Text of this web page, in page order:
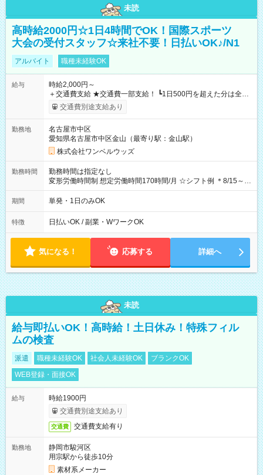
未読
高時給2000円☆1日4時間でOK！国際スポーツ
大会の受付スタッフ☆来社不要！日払いOK♪/N1
アルバイト 職種未経験OK
給与
時給2,000円～
＋交通費支給 ★交通費一部支給！ ┗1日500円を超えた分は全額
支給！ ※往復500円以内の方は自己負担となります ★日払い
OK！（規定あり） ┗働いたその日に現金GET♪ お仕事後はコン
期間なし
交通費別途支給あり
勤務地
名古屋市中区
愛知県名古屋市中区金山（最寄り駅：金山駅）
株式会社ワンベルウッズ
勤務時間
勤務時間は指定なし
変形労働時間制 想定労働時間170時間/月 ☆シフト例 ＊8/15～
10/26 全日共通 08：00～12：00 17：00～21：00 ＊8/31
～9/19のみ下記シフトもあります！ 12：00～16：00 ＊9/6～
00
期間 単発・1日のみOK
特徴 日払いOK / 副業・WワークOK
気になる！ 応募する 詳細へ
未読
給与即払いOK！高時給！土日休み！特殊フィル
ムの検査
派遣 職種未経験OK 社会人未経験OK
ブランクOK
WEB登録・面接OK
給与
時給1900円
交通費別途支給あり
交通費 交通費支給有り
勤務地
静岡市駿河区
用宗駅から徒歩10分
素材系メーカー